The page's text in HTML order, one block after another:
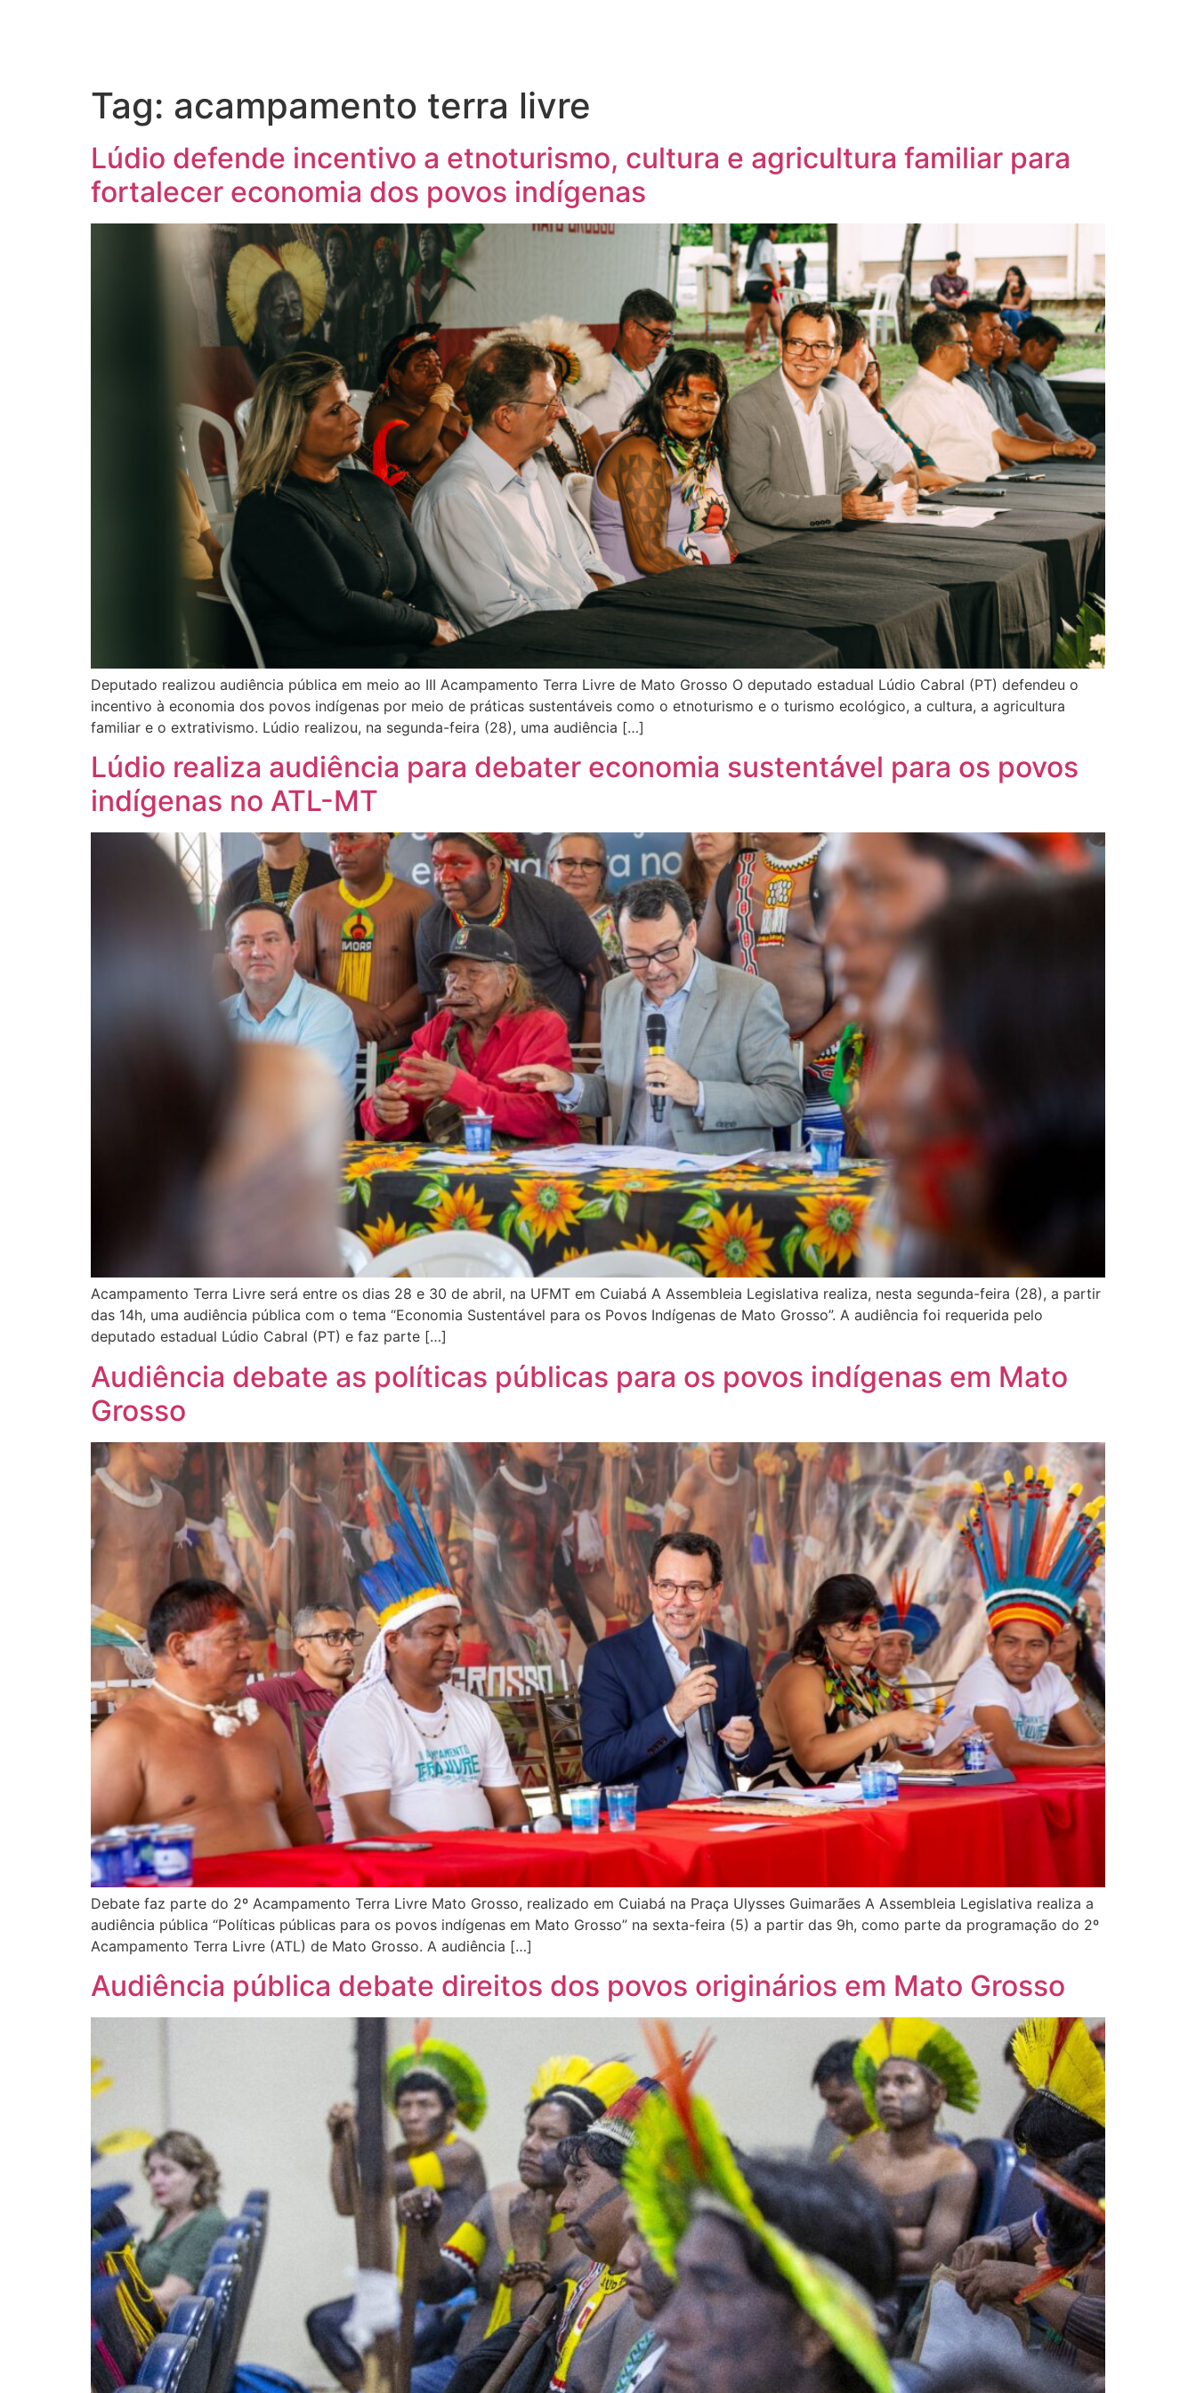
Tag: acampamento terra livre
Lúdio defende incentivo a etnoturismo, cultura e agricultura familiar para
fortalecer economia dos povos indígenas
Deputado realizou audiência pública em meio ao III Acampamento Terra Livre de Mato Grosso O deputado estadual Lúdio Cabral (PT) defendeu o
incentivo à economia dos povos indígenas por meio de práticas sustentáveis como o etnoturismo e o turismo ecológico, a cultura, a agricultura
familiar e o extrativismo. Lúdio realizou, na segunda-feira (28), uma audiência […]
Lúdio realiza audiência para debater economia sustentável para os povos
indígenas no ATL-MT
Acampamento Terra Livre será entre os dias 28 e 30 de abril, na UFMT em Cuiabá A Assembleia Legislativa realiza, nesta segunda-feira (28), a partir
das 14h, uma audiência pública com o tema “Economia Sustentável para os Povos Indígenas de Mato Grosso”. A audiência foi requerida pelo
deputado estadual Lúdio Cabral (PT) e faz parte […]
Audiência debate as políticas públicas para os povos indígenas em Mato
Grosso
Debate faz parte do 2º Acampamento Terra Livre Mato Grosso, realizado em Cuiabá na Praça Ulysses Guimarães A Assembleia Legislativa realiza a
audiência pública “Políticas públicas para os povos indígenas em Mato Grosso” na sexta-feira (5) a partir das 9h, como parte da programação do 2º
Acampamento Terra Livre (ATL) de Mato Grosso. A audiência […]
Audiência pública debate direitos dos povos originários em Mato Grosso